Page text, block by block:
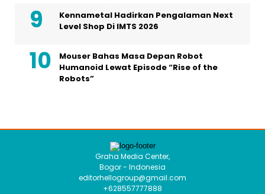
Kennametal Hadirkan Pengalaman Next
Level Shop Di IMTS 2026
Mouser Bahas Masa Depan Robot
Humanoid Lewat Episode “Rise of the
Robots”
Graha Media Center,
Bogor - Indonesia
editorhellogroup@gmail.com
+628557777888